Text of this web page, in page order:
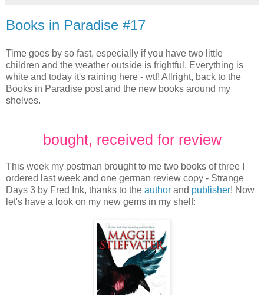
Books in Paradise #17
Time goes by so fast, especially if you have two little
children and the weather outside is frightful. Everything is
white and today it's raining here - wtf! Allright, back to the
Books in Paradise post and the new books around my
shelves.
bought, received for review
This week my postman brought to me two books of three I
ordered last week and one german review copy - Strange
Days 3 by Fred Ink, thanks to the author and publisher! Now
let's have a look on my new gems in my shelf: